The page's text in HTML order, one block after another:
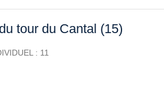
tour du Cantal (15)
: 11